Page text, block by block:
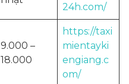
24h.com/
9.000 –
18.000
https://taxi
mientayki
engiang.c
om/